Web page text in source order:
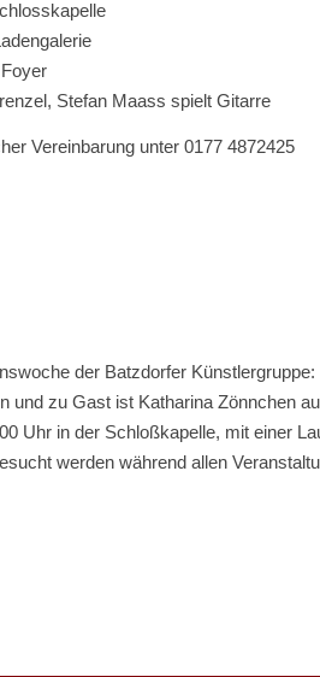
Stefan Maass spielt Gitarre
Vereinbarung unter 0177 4872425
der Batzdorfer
und zu Gast ist Katharina Zönnchen
Uhr in der Schloßkapelle, mit einer
werden während allen